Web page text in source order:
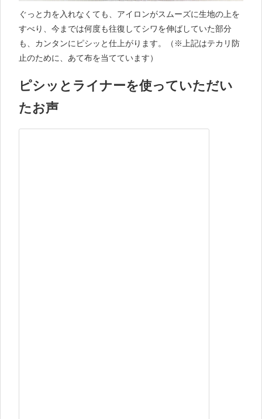
ぐっと力を入れなくても、アイロンがスムーズに生地の上を
すべり、今までは何度も往復してシワを伸ばしていた部分
も、カンタンにピシッと仕上がります。（※上記はテカリ防
止のために、あて布を当てています）
ピシッとライナーを使っていただい
たお声​​​​​​​